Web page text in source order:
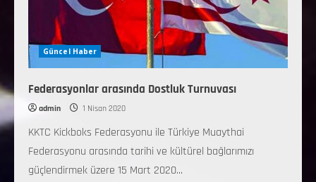
Güncel Haber
Federasyonlar arasında Dostluk Turnuvası
admin 1 Nisan 2020
KKTC Kickboks Federasyonu ile Türkiye Muaythai
Federasyonu arasında tarihi ve kültürel bağlarımızı
güçlendirmek üzere 15 Mart 2020...